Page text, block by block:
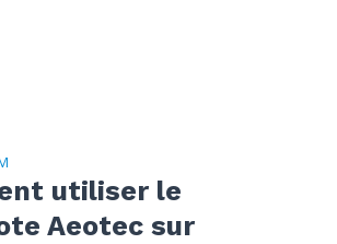
utiliser le
Aeotec sur